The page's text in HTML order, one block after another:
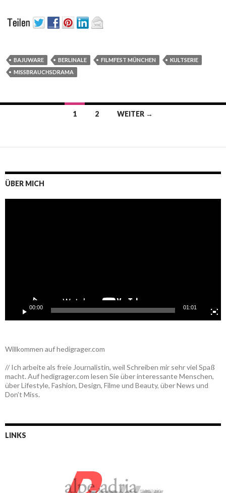
BAJUWARE BERLINALE FILMFEST MÜNCHEN
KULTSERIE
MISSBRAUCHSDRAMA
1 2 WEITER →
ÜBER MICH
00:00 01:01
Willkommen auf hedigrager.com
// Ich arbeite als freie Journalistin, weil Schreiben mir sehr viel Spaß
macht. Auf hedigrager.com lesen Sie über interessante Menschen,
über Lifestyle, Fashion, Design, Filme und Beauty, über News und
Don’t Miss.
LINKS